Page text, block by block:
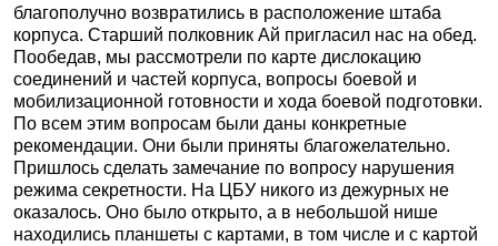
благополучно возвратились в расположение штаба
корпуса. Старший полковник Ай пригласил нас на обед.
Пообедав, мы рассмотрели по карте дислокацию
соединений и частей корпуса, вопросы боевой и
мобилизационной готовности и хода боевой подготовки.
По всем этим вопросам были даны конкретные
рекомендации. Они были приняты благожелательно.
Пришлось сделать замечание по вопросу нарушения
режима секретности. На ЦБУ никого из дежурных не
оказалось. Оно было открыто, а в небольшой нише
находились планшеты с картами, в том числе и с картой